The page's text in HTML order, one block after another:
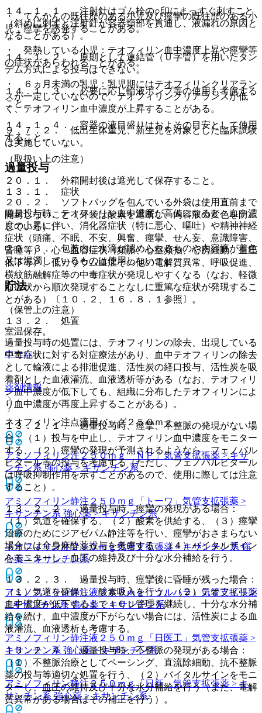
１４．１．１． 注射針はゴム栓の○印にまっすぐ刺すこと
（斜めに刺すと注射針が容器頸部を貫通し、液漏れの原因と
なることがある）。
１４．１．２． 原則として連結管（Ｕ字管）を用いたタン
デム方式による投与はできない。
１４．１．３． 必要に応じ輸液ポンプ等の使用も考慮する
こと。
１４．１．４． 容器の液目盛りはおよその目安として使用
すること。
（取扱い上の注意）
２０．１． 外箱開封後は遮光して保存すること。
２０．２． ソフトバッグを包んでいる外袋は使用直前まで
開封しないこと（外袋は酸素を遮断し、内容液の変色を防止
している）。
２０．３． 包装内に水滴が認められるものや内容液が着色
又は混濁しているものは使用しないこと。
貯法
（保管上の注意）
室温保存。
ホーム
薬剤情報
ネオフィリン注点滴用バッグ２５０ｍｇ
アミノフィリン注２５０ｍｇ「ＮＰ」気管支拡張薬 > キサ
ンチン系 強心薬 > キサンチン系
アミノフィリン静注２５０ｍｇ「トーワ」 気管支拡張薬 >
キサンチン系 強心薬 > キサンチン系
ネオフィリン注２５０ｍｇ気管支拡張薬 > キサンチン系 強
心薬 > キサンチン系
アミノフィリン静注液２５０ｍｇ「ツルハラ」 気管支拡張薬
> キサンチン系 強心薬 > キサンチン系
アミノフィリン静注液２５０ｍｇ「日医工」 気管支拡張薬 >
キサンチン系 強心薬 > キサンチン系
アミノフィリン静注２５０ｍｇ「日新」気管支拡張薬 > キ
サンチン系 強心薬 > キサンチン系
・ てんかんの既往歴のある小児及び痙攣の既往歴のある小
児：痙攣を誘発することがある。
・ 発熱している小児：テオフィリン血中濃度上昇や痙攣等
の症状があらわれることがある。
・ ６ヵ月未満の乳児：乳児期にはテオフィリンクリアラン
スが一定していないので、テオフィリンクリアランスが低
く、テオフィリン血中濃度が上昇することがある。
９．７．２． 低出生体重児、新生児を対象とした臨床試験
は実施していない。
過量投与
１３．１． 症状
過量投与時、テオフィリン血中濃度が高値になると、血中濃
度の上昇に伴い、消化器症状（特に悪心、嘔吐）や精神神経
症状（頭痛、不眠、不安、興奮、痙攣、せん妄、意識障害、
昏睡等）、心・血管症状（頻脈、心室頻拍、心房細動、血圧
低下等）、低カリウム血症その他の電解質異常、呼吸促進、
横紋筋融解症等の中毒症状が発現しやすくなる（なお、軽微
な症状から順次発現することなしに重篤な症状が発現するこ
とがある）〔１０．２、１６．８．１参照〕。
１３．２． 処置
過量投与時の処置には、テオフィリンの除去、出現している
中毒症状に対する対症療法があり、血中テオフィリンの除去
として輸液による排泄促進、活性炭の経口投与、活性炭を吸
着剤とした血液灌流、血液透析等がある（なお、テオフィリ
ン血中濃度が低下しても、組織に分布したテオフィリンによ
り血中濃度が再度上昇することがある）。
１３．２．１． 過量投与時、痙攣、不整脈の発現がない場
合：（１）投与を中止し、テオフィリン血中濃度をモニター
する、（２）痙攣の発現が予測されるようなら、フェノバル
ビタール等の投与を考慮する（ただし、フェノバルビタール
は呼吸抑制作用を示すことがあるので、使用に際しては注意
すること）。
１３．２．２． 過量投与時、痙攣の発現がある場合：
（１）気道を確保する、（２）酸素を供給する、（３）痙攣
治療のためにジアゼパム静注等を行い、痙攣がおさまらない
場合には全身麻酔薬投与を考慮する、（４）バイタルサイン
をモニターし、血圧の維持及び十分な水分補給を行う。
１３．２．３． 過量投与時、痙攣後に昏睡が残った場合：
（１）気道を確保し、酸素吸入を行う、（２）テオフィリン
血中濃度が低下するまでＩＣＵ管理を継続し、十分な水分補
給を続け、血中濃度が下がらない場合には、活性炭による血
液灌流、血液透析も考慮する。
１３．２．４． 過量投与時、不整脈の発現がある場合：
（１）不整脈治療としてペーシング、直流除細動、抗不整脈
薬の投与等適切な処置を行う、（２）バイタルサインをモニ
ターし、血圧の維持及び十分な水分補給を行う（また、電解
質異常がある場合はその補正を行う）。